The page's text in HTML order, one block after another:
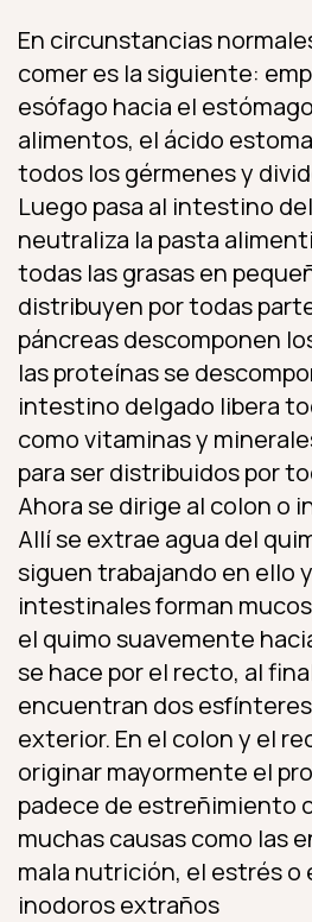
En circunstancias
comer es la siguiente:
esófago hacia el
alimentos, el ácido
todos los gérmenes y
Luego pasa al intestino
neutraliza la pasta
todas las grasas en
distribuyen por todas
páncreas descomponen
las proteínas se
intestino delgado libera
como vitaminas y
para ser distribuidos por
Ahora se dirige al colon o
Allí se extrae agua del
siguen trabajando en ello
intestinales forman
el quimo suavemente
se hace por el recto, al
encuentran dos
exterior. En el colon y el
originar mayormente el
padece de estreñimiento
muchas causas como las
mala nutrición, el estrés o
inodoros extraños